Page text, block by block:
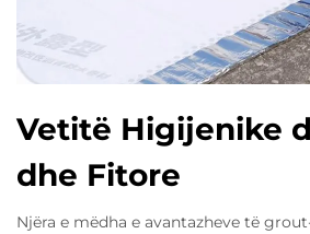
Vetitë Higijenike
dhe Fitore
Njëra e mëdha e avantazheve të